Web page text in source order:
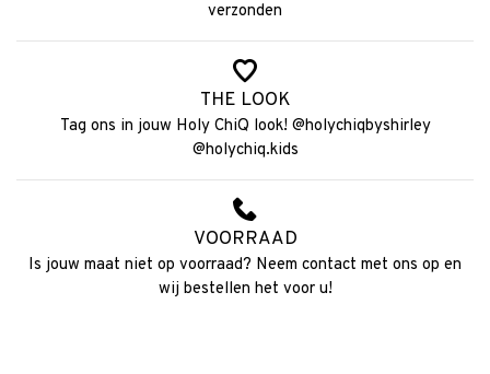
verzonden
THE LOOK
Tag ons in jouw Holy ChiQ look! @holychiqbyshirley
@holychiq.kids
VOORRAAD
Is jouw maat niet op voorraad? Neem contact met ons op en
wij bestellen het voor u!